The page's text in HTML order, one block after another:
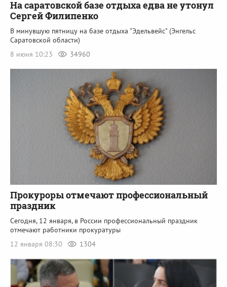
На саратовской базе отдыха едва не утонул
Сергей Филипенко
В минувшую пятницу на базе отдыха "Эдельвейс" (Энгельс
Саратовской области)
8 июня 10:23
34960
Прокуроры отмечают профессиональный
праздник
Сегодня, 12 января, в России профессиональный праздник
отмечают работники прокуратуры
12 января 08:30
1304